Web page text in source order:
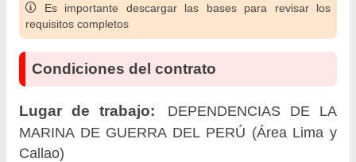
Es importante descargar las bases para revisar los
requisitos completos
Condiciones del contrato
Lugar de trabajo:
DEPENDENCIAS DE LA
MARINA DE GUERRA DEL PERÚ (Área Lima y
Callao)